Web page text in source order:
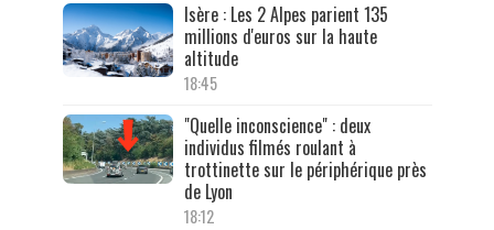
Isère : Les 2 Alpes parient 135
millions d'euros sur la haute
altitude
18:45
"Quelle inconscience" : deux
individus filmés roulant à
trottinette sur le périphérique près
de Lyon
18:12